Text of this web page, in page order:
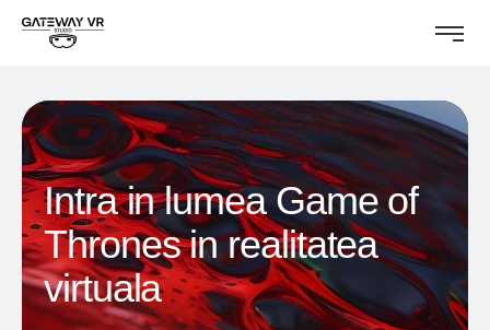
Intra in lumea Game of
Thrones in realitatea
virtuala